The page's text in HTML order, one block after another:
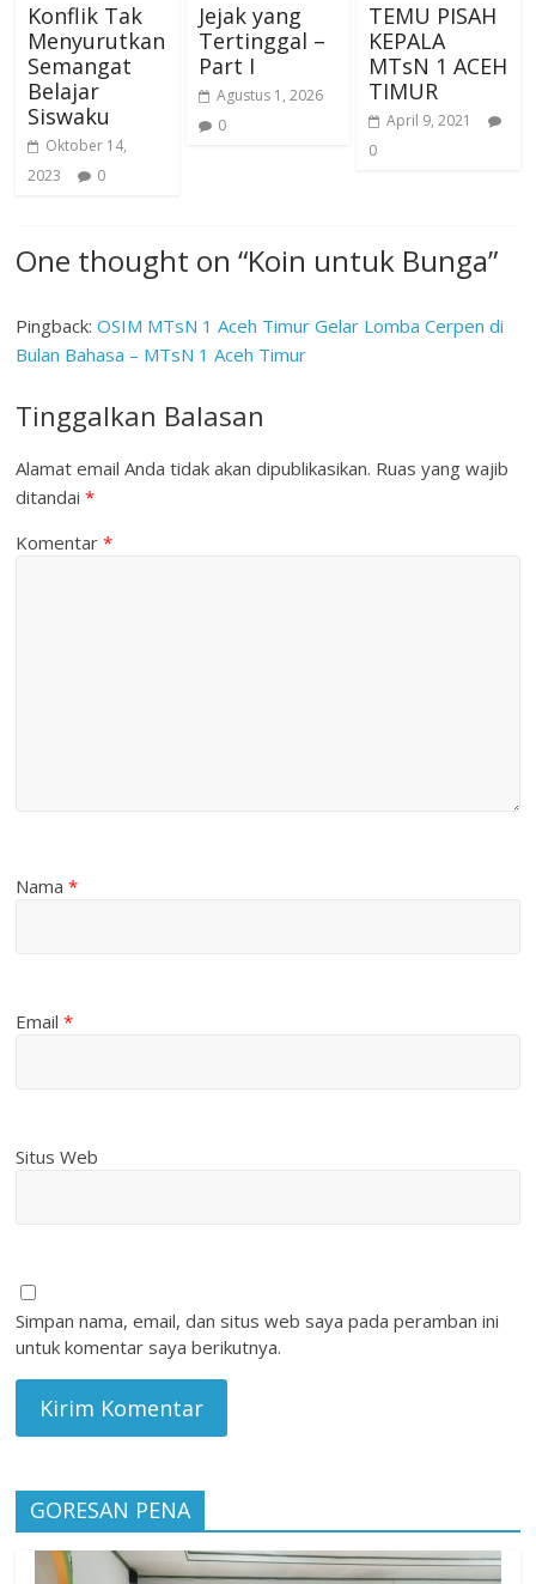
Konflik Tak
Menyurutkan
Semangat
Belajar
Siswaku
Oktober 14,
2023
0
Jejak yang
Tertinggal –
Part I
Agustus 1, 2026
0
TEMU PISAH
KEPALA
MTsN 1 ACEH
TIMUR
April 9, 2021
0
One thought on “Koin untuk Bunga”
Pingback:OSIM MTsN 1 Aceh Timur Gelar Lomba Cerpen di
Bulan Bahasa – MTsN 1 Aceh Timur
Tinggalkan Balasan
Alamat email Anda tidak akan dipublikasikan. Ruas yang wajib
ditandai*
Komentar*
Nama*
Email*
Situs Web
Simpan nama, email, dan situs web saya pada peramban ini
untuk komentar saya berikutnya.
GORESAN PENA